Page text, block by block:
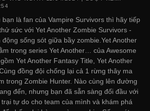
bạn là fan của Vampire Survivors thì hãy tiếp
sức với Yet Another Zombie Survivors -
sống sót giữa bầy zombie.Yet Another
trong series Yet Another… của Awesome
Yet Another Fantasy Title, Yet Another
đồng đội chống lại cả 1 rừng thây ma
trong Zombie Hunter. Nào cùng lên đường
đến, nhưng bạn đã sẵn sàng đối đầu với
tự do cho team của mình và khám phá